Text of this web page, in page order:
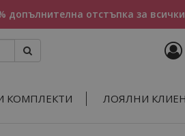
допълнителна отстъпка за
КОМПЛЕКТИ ЛОЯЛНИ